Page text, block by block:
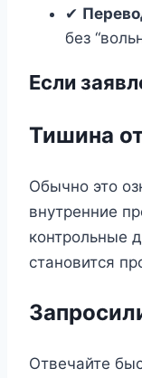
✔
без
Если
Тишина
Обычно это
внутренние
контрольные
становится
Отвечайте